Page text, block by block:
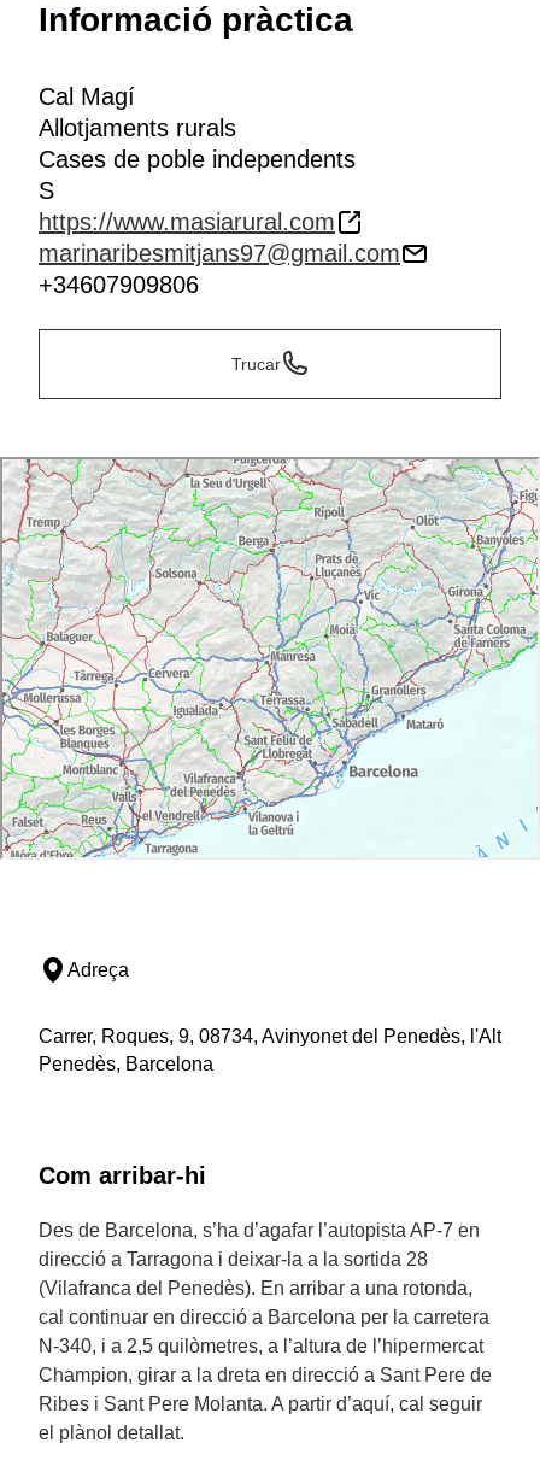
Informació pràctica
Cal Magí
Allotjaments rurals
Cases de poble independents
S
https://www.masiarural.com
marinaribesmitjans97@gmail.com
+34607909806
Trucar
Adreça
Carrer, Roques, 9, 08734, Avinyonet del Penedès, l'Alt
Penedès, Barcelona
Com arribar-hi
Des de Barcelona, s’ha d’agafar l’autopista AP-7 en
direcció a Tarragona i deixar-la a la sortida 28
(Vilafranca del Penedès). En arribar a una rotonda,
cal continuar en direcció a Barcelona per la carretera
N-340, i a 2,5 quilòmetres, a l’altura de l’hipermercat
Champion, girar a la dreta en direcció a Sant Pere de
Ribes i Sant Pere Molanta. A partir d’aquí, cal seguir
el plànol detallat.